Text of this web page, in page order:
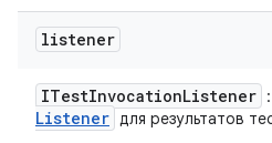
listener
ITestInvocationListener :
Listener для результатов